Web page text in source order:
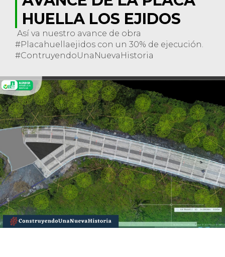
HUELLA LOS EJIDOS
Así va nuestro avance de obra
#Placahuellaejidos con un 30% de ejecución.
#ContruyendoUnaNuevaHistoria